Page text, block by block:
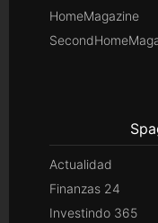
HomeMagazine
Actualidad
Finanzas 24
Investindo 365